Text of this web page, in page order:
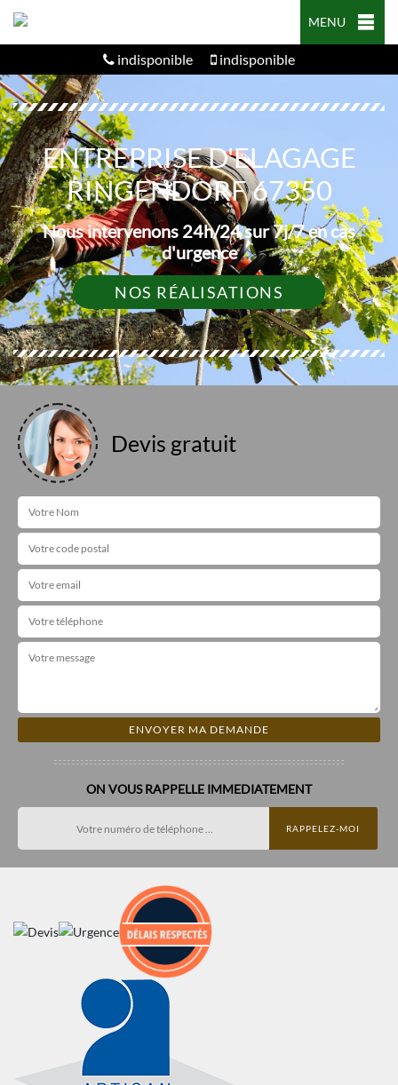
MENU
indisponible indisponible
ENTREPRISE D'ELAGAGE
RINGENDORF 67350
Nous intervenons 24h/24 sur 7j/7 en cas
d'urgence
NOS RÉALISATIONS
Devis gratuit
ON VOUS RAPPELLE IMMEDIATEMENT